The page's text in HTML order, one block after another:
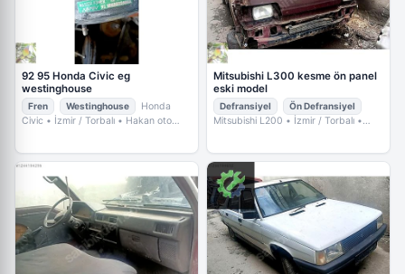
92 95 Honda Civic eg
westinghouse
Fren Westinghouse
Honda
Civic • İzmir / Torbalı • Hakan oto
Mitsubishi L300 kesme ön panel
eski model
Defransiyel Ön Defransiyel
Mitsubishi L200 • İzmir / Torbalı •